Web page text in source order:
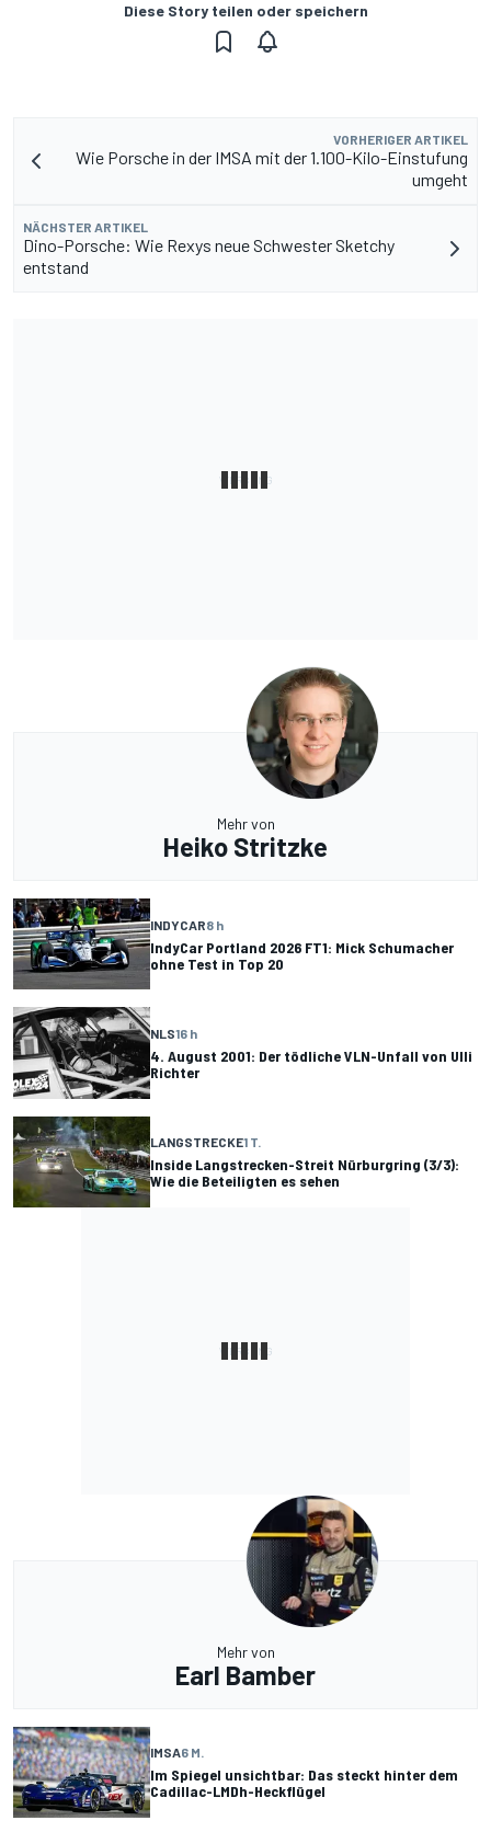
Diese Story teilen oder speichern
VORHERIGER ARTIKEL
Wie Porsche in der IMSA mit der 1.100-Kilo-Einstufung
umgeht
NÄCHSTER ARTIKEL
Dino-Porsche: Wie Rexys neue Schwester Sketchy
entstand
Mehr von
Heiko Stritzke
INDYCAR8 h
IndyCar Portland 2026 FT1: Mick Schumacher
ohne Test in Top 20
NLS16 h
4. August 2001: Der tödliche VLN-Unfall von Ulli
Richter
LANGSTRECKE1 T.
Inside Langstrecken-Streit Nürburgring (3/3):
Wie die Beteiligten es sehen
Mehr von
Earl Bamber
IMSA6 M.
Im Spiegel unsichtbar: Das steckt hinter dem
Cadillac-LMDh-Heckflügel